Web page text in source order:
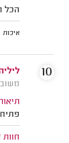
הכל
איכות
משוב: 09/03/
10